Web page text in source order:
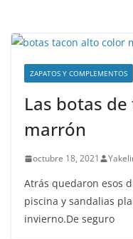
ZAPATOS Y COMPLEMENTOS
Las botas
marrón
octubre 18, 2021
Atrás quedaron esos
piscina y sandalias
invierno.De seguro